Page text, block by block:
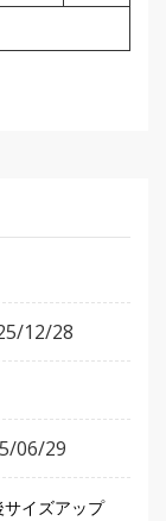
12/28
06/29
イズアップ